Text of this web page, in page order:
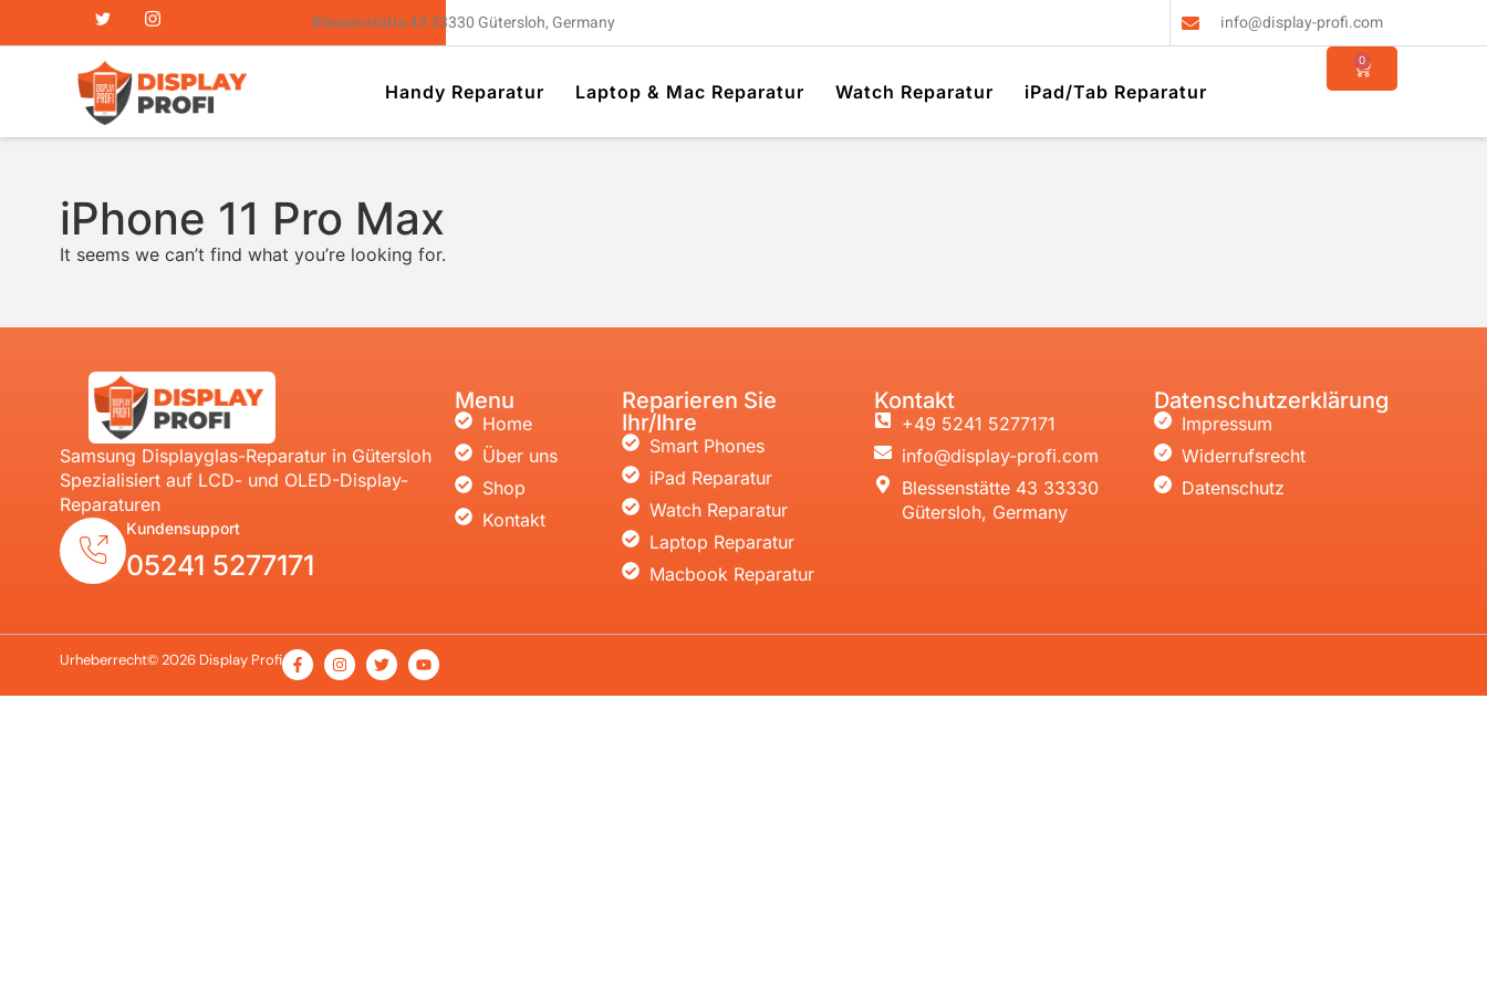
Blessenstätte 43 33330 Gütersloh, Germany info@display-profi.com
Handy Reparatur Laptop & Mac Reparatur Watch Reparatur iPad/Tab Reparatur
0
iPhone 11 Pro Max
It seems we can’t find what you’re looking for.
Samsung Displayglas-Reparatur in Gütersloh
Spezialisiert auf LCD- und OLED-Display-
Reparaturen
Kundensupport
05241 5277171
Menu
Home
Über uns
Shop
Kontakt
Reparieren Sie
Ihr/Ihre
Smart Phones
iPad Reparatur
Watch Reparatur
Laptop Reparatur
Macbook Reparatur
Kontakt
+49 5241 5277171
info@display-profi.com
Blessenstätte 43 33330
Gütersloh, Germany
Datenschutzerklärung
Impressum
Widerrufsrecht
Datenschutz
Urheberrecht© 2026 Display Profi